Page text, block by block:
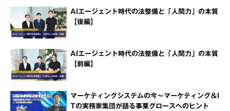
AIエージェント時代の法整備と「人間力」の本質
【後編】
AIエージェント時代の法整備と「人間力」の本質
【前編】
マーケティングシステムの今～マーケティング＆I
Tの実務家集団が語る事業グロースへのヒント